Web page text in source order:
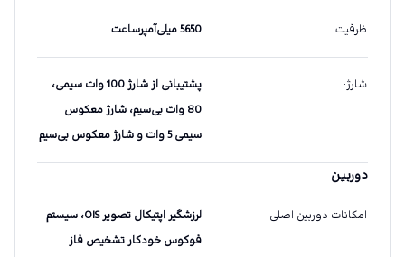
ظرفیت: 5650 میلی‌آمپرساعت
شارژ:
پشتیبانی از شارژ 100 وات سیمی،
80 وات بی‌سیم، شارژ معکوس
سیمی 5 وات و شارژ معکوس بی‌سیم
دوربین
امکانات دوربین اصلی:
لرزشگیر اپتیکال تصویر OIS، سیستم
فوکوس خودکار تشخیص فاز